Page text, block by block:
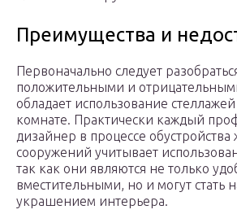
Преимущества и
Первоначально следует
положительными и
обладает использование
комнате. Практически каждый
дизайнер в процессе
сооружений учитывает
так как они являются не только
вместительными, но и могут стать
украшением интерьера.